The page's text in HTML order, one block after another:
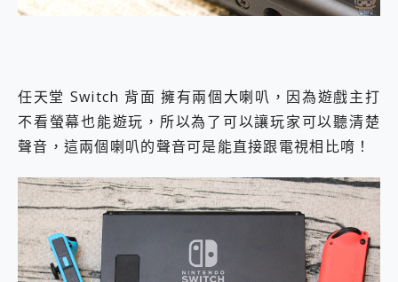
任天堂 Switch 背面 擁有兩個大喇叭，因為遊戲主打
不看螢幕也能遊玩，所以為了可以讓玩家可以聽清楚
聲音，這兩個喇叭的聲音可是能直接跟電視相比唷！